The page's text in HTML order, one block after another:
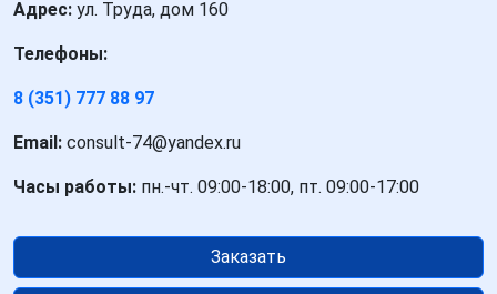
Адрес: ул. Труда, дом 160
Телефоны:
8 (351) 777 88 97
Email: consult-74@yandex.ru
Часы работы: пн.-чт. 09:00-18:00, пт. 09:00-17:00
Заказать